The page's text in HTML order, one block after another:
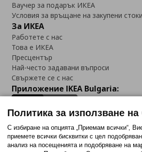
Ваучер за подарък ИКЕА
Условия за връщане на закупени стоки
За ИКЕА
Работете с нас
Това е ИКЕА
Пресцентър
Най-често задавани въпроси
Свържете се с нас
Приложение IKEA Bulgaria:
Последвайте ни:
Политика за използване на
С избиране на опцията „Приемам всички“,
приемете всички бисквитки с цел
анализ на посещенията и подобряване на